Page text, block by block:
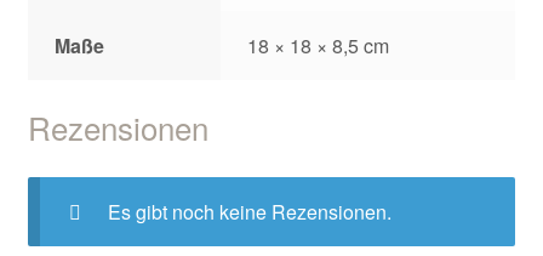
Maße 18 × 18 × 8,5 cm
Rezensionen
Es gibt noch keine Rezensionen.